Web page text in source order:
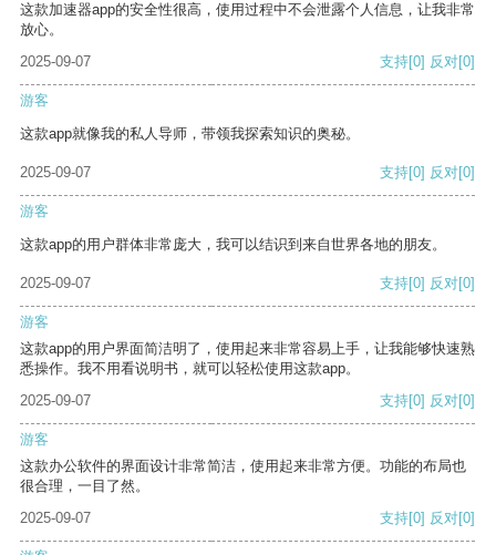
这款加速器app的安全性很高，使用过程中不会泄露个人信息，让我非常
放心。
2025-09-07
支持[0] 反对[0]
游客
这款app就像我的私人导师，带领我探索知识的奥秘。
2025-09-07 支持[0] 反对[0]
游客
这款app的用户群体非常庞大，我可以结识到来自世界各地的朋友。
2025-09-07 支持[0] 反对[0]
游客
这款app的用户界面简洁明了，使用起来非常容易上手，让我能够快速熟
悉操作。我不用看说明书，就可以轻松使用这款app。
2025-09-07
支持[0] 反对[0]
游客
这款办公软件的界面设计非常简洁，使用起来非常方便。功能的布局也
很合理，一目了然。
2025-09-07
支持[0] 反对[0]